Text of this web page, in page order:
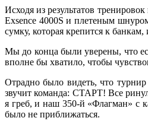
Исходя из результатов
Exsence 4000S и плетеным
сумку, которая крепится к
Мы до конца были уверены, что
вполне бы хватило, чтобы
Отрадно было видеть, что
звучит команда: СТАРТ! Все
я греб, и наш 350-й «Флагман» с
было не приближаться.